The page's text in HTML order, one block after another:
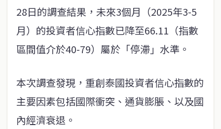
28日的調查結果，未來3個月（2025年3-5
月）的投資者信心指數已降至66.11（指數
區間值介於40-79）屬於「停滯」水準。
本次調查發現，重創泰國投資者信心指數的
主要因素包括國際衝突、通貨膨脹、以及國
內經濟衰退。